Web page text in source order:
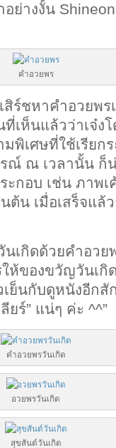
ย่างงั้น
คำอวยพร
ร์ชหาคำอวยพร
เห็นแล้วว่าเจ๋ง
พิเศษที่ใช้เรียก
ณ์ ณ เวลานั้น ก็
กอบ เช่น ภาพเ
น เมื่อเสร็จแล้
เกิดด้วยคำอวย
ของขวัญวันเกิ
ย็นกับดูหนังอีกสั
ร์” แน่ๆ ค่ะ ^^”
คําอวยพรวันเกิด
อวยพรวันเกิด
สุขสันต์วันเกิด